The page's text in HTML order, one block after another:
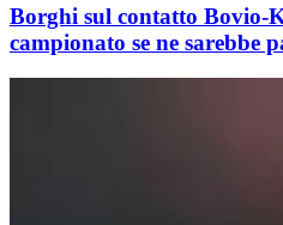
Borghi sul contatto
campionato se ne sarebbe